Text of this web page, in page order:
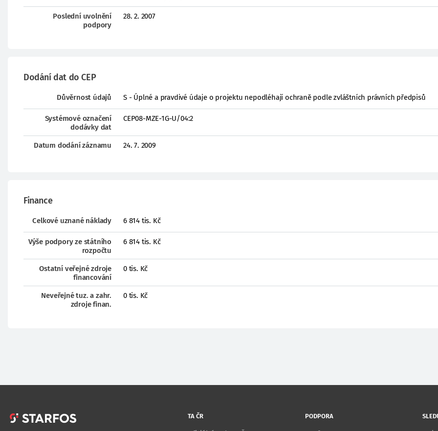
Poslední uvolnění
podpory
28. 2. 2007
Dodání dat do CEP
Důvěrnost údajů S - Úplné a pravdivé údaje o projektu nepodléhají ochraně podle zvláštních právních předpisů
Systémové označení
dodávky dat
CEP08-MZE-1G-U/04:2
Datum dodání záznamu 24. 7. 2009
Finance
Celkové uznané náklady 6 814 tis. Kč
Výše podpory ze státního
rozpočtu
6 814 tis. Kč
Ostatní veřejné zdroje
financování
0 tis. Kč
Neveřejné tuz. a zahr.
zdroje finan.
0 tis. Kč
TA ČR PODPORA